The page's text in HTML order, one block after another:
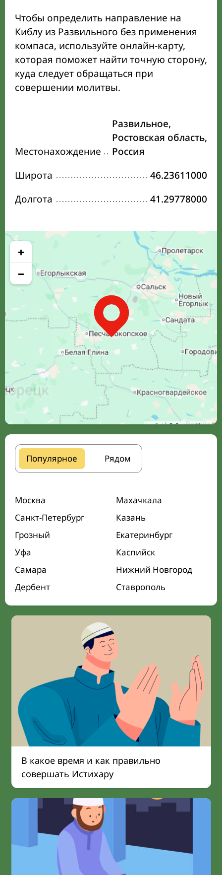
Чтобы определить направление на
Киблу из Развильного без применения
компаса, используйте онлайн-карту,
которая поможет найти точную сторону,
куда следует обращаться при
совершении молитвы.
Местонахождение
Развильное,
Ростовская область,
Россия
Широта
46.23611000
Долгота
41.29778000
+
−
Leaflet| © Google Maps
Популярное Рядом
Москва
Махачкала
Санкт-Петербург
Казань
Грозный
Екатеринбург
Уфа
Каспийск
Самара
Нижний Новгород
Дербент
Ставрополь
В какое время и как правильно
совершать Истихару